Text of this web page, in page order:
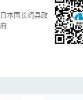
日本国长崎县政
府